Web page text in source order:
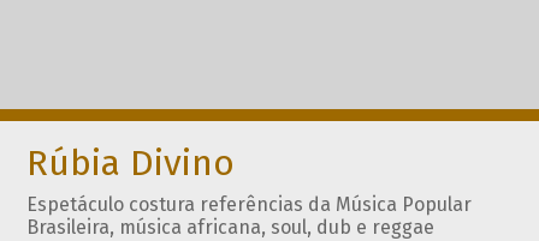
Rúbia Divino
Espetáculo costura referências da Música Popular
Brasileira, música africana, soul, dub e reggae